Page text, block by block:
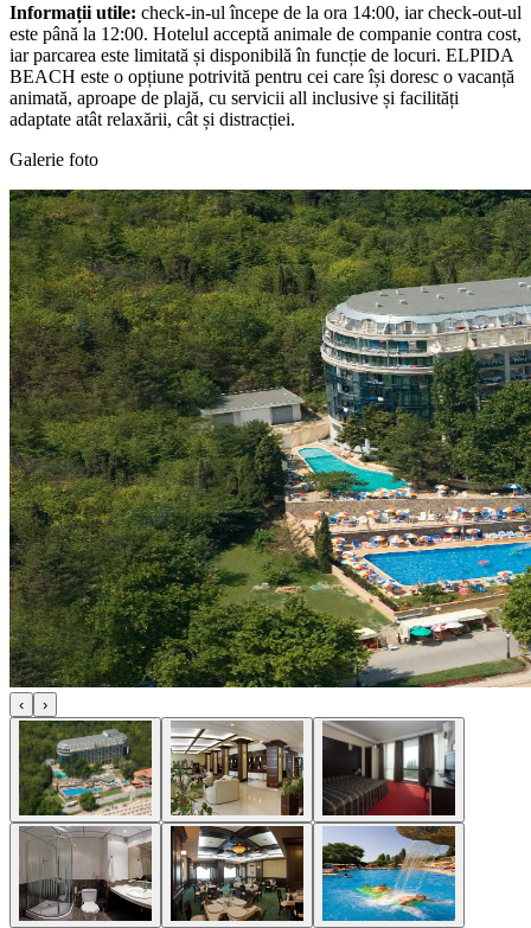
Informații utile: check-in-ul începe de la ora 14:00, iar check-out-ul
este până la 12:00. Hotelul acceptă animale de companie contra cost,
iar parcarea este limitată și disponibilă în funcție de locuri. ELPIDA
BEACH este o opțiune potrivită pentru cei care își doresc o vacanță
animată, aproape de plajă, cu servicii all inclusive și facilități
adaptate atât relaxării, cât și distracției.
Galerie foto
‹ ›